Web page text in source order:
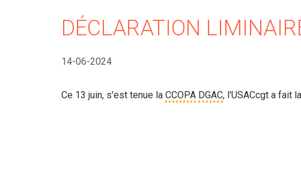
DÉCLARATION
14-06-2024
Ce 13 juin, s'est tenue la CCOPA DGAC, l'USACcgt a fait